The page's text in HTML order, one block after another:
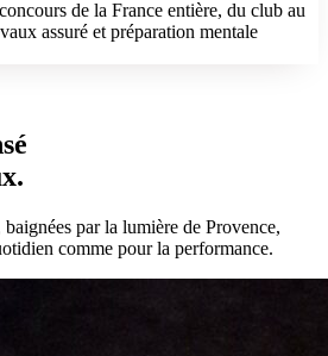
de la France entière, du club au
assuré et préparation mentale
par la lumière de Provence,
comme pour la performance.